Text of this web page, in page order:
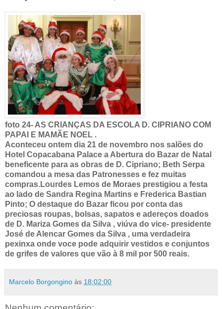
foto 24- AS CRIANÇAS DA ESCOLA D. CIPRIANO COM
PAPAI E MAMÃE NOEL .
Aconteceu ontem dia 21 de novembro nos salões do
Hotel Copacabana Palace a Abertura do Bazar de Natal
beneficente para as obras de D. Cipriano; Beth Serpa
comandou a mesa das Patronesses e fez muitas
compras.Lourdes Lemos de Moraes prestigiou a festa
ao lado de Sandra Regina Martins e Frederica Bastian
Pinto; O destaque do Bazar ficou por conta das
preciosas roupas, bolsas, sapatos e adereços doados
de D. Mariza Gomes da Silva , viúva do vice- presidente
José de Alencar Gomes da Silva , uma verdadeira
pexinxa onde voce pode adquirir vestidos e conjuntos
de grifes de valores que vão à 8 mil por 500 reais.
Marcelo Borgongino às 18:02:00